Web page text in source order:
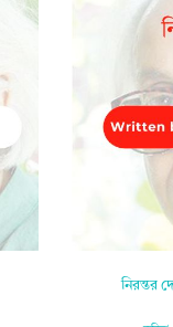
নিরন্তর